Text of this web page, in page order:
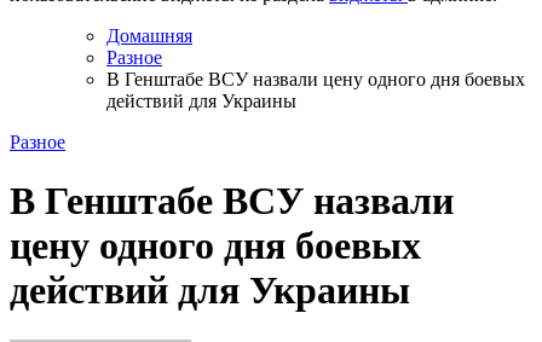
Домашняя
Разное
В Генштабе ВСУ назвали цену одного дня боевых
действий для Украины
Разное
В Генштабе ВСУ назвали
цену одного дня боевых
действий для Украины